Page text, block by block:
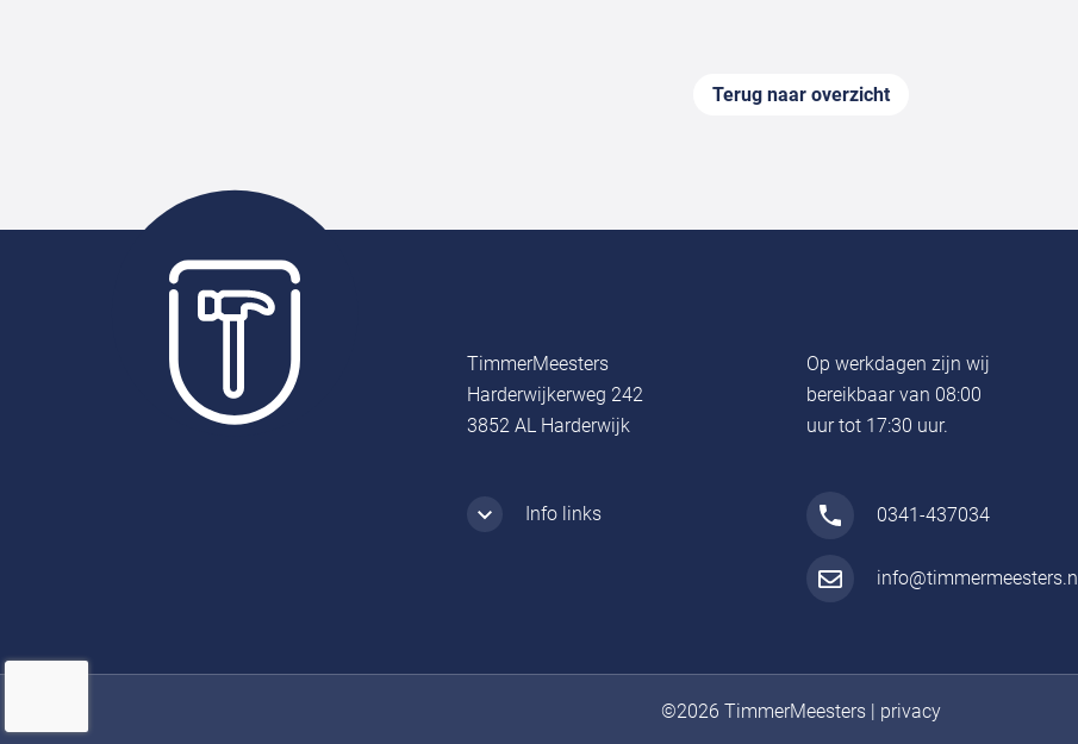
Terug naar overzicht
TimmerMeesters
Harderwijkerweg 242
3852 AL Harderwijk
Op werkdagen zijn wij
bereikbaar van 08:00
uur tot 17:30 uur.
Info links 0341-437034
info@timmermeesters.nl
©2026 TimmerMeesters| privacy